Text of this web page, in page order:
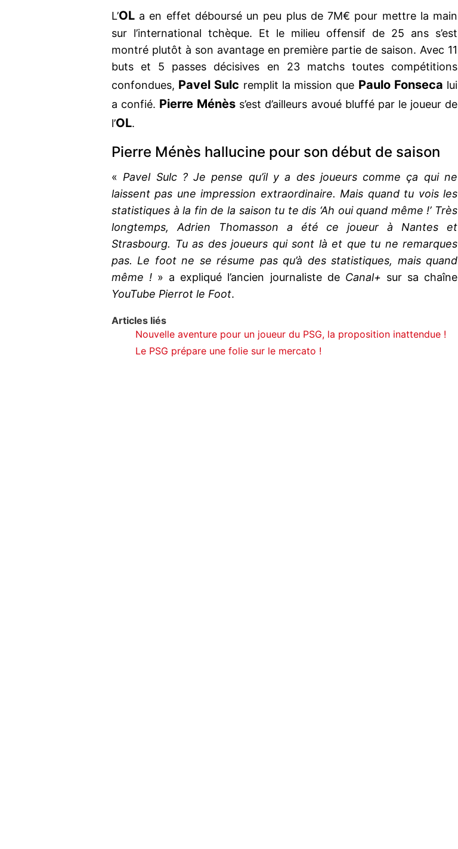
L’OL a en effet déboursé un peu plus de 7M€ pour mettre la main
sur l’international tchèque. Et le milieu offensif de 25 ans s’est
montré plutôt à son avantage en première partie de saison. Avec 11
buts et 5 passes décisives en 23 matchs toutes compétitions
confondues, Pavel Sulc remplit la mission que Paulo Fonseca lui
a confié. Pierre Ménès s’est d’ailleurs avoué bluffé par le joueur de
l’OL.
Pierre Ménès hallucine pour son début de saison
«Pavel Sulc ? Je pense qu’il y a des joueurs comme ça qui ne
laissent pas une impression extraordinaire. Mais quand tu vois les
statistiques à la fin de la saison tu te dis ‘Ah oui quand même !’ Très
longtemps, Adrien Thomasson a été ce joueur à Nantes et
Strasbourg. Tu as des joueurs qui sont là et que tu ne remarques
pas. Le foot ne se résume pas qu’à des statistiques, mais quand
même ! » a expliqué l’ancien journaliste de Canal+ sur sa chaîne
YouTube Pierrot le Foot.
Articles liés
Nouvelle aventure pour un joueur du PSG, la proposition inattendue !
Le PSG prépare une folie sur le mercato !